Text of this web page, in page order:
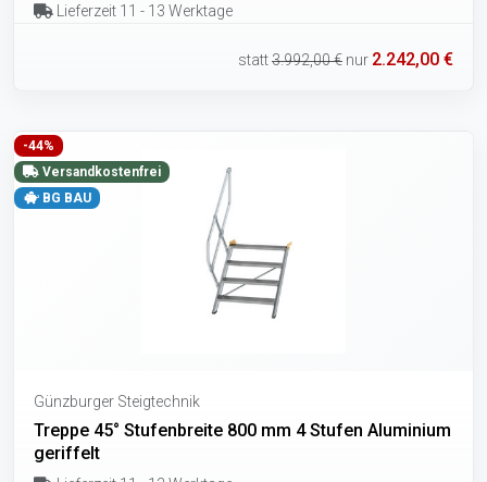
Lieferzeit 11 - 13 Werktage
statt3.992,00 € nur 2.242,00 €
-44%
Versandkostenfrei
BG BAU
Günzburger Steigtechnik
Treppe 45° Stufenbreite 800 mm 4 Stufen Aluminium
geriffelt